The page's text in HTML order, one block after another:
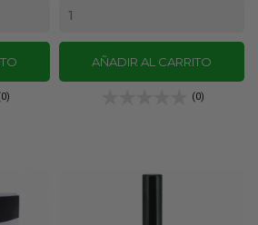
AÑADIR AL CARRITO
(0)